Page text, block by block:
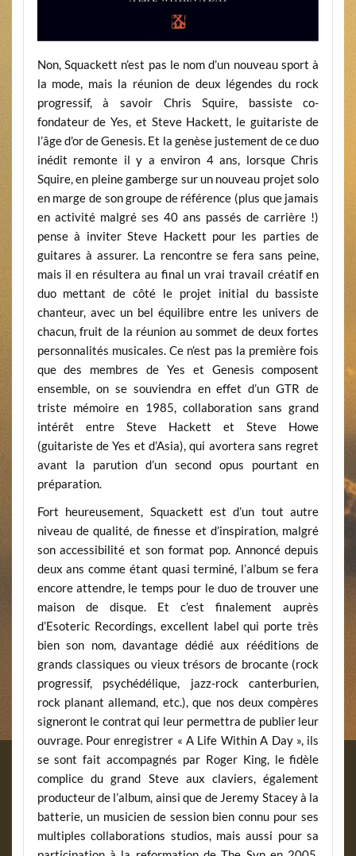
Non, Squackett n’est pas le nom d’un nouveau sport à
la mode, mais la réunion de deux légendes du rock
progressif, à savoir Chris Squire, bassiste co-
fondateur de Yes, et Steve Hackett, le guitariste de
l’âge d’or de Genesis. Et la genèse justement de ce duo
inédit remonte il y a environ 4 ans, lorsque Chris
Squire, en pleine gamberge sur un nouveau projet solo
en marge de son groupe de référence (plus que jamais
en activité malgré ses 40 ans passés de carrière !)
pense à inviter Steve Hackett pour les parties de
guitares à assurer. La rencontre se fera sans peine,
mais il en résultera au final un vrai travail créatif en
duo mettant de côté le projet initial du bassiste
chanteur, avec un bel équilibre entre les univers de
chacun, fruit de la réunion au sommet de deux fortes
personnalités musicales. Ce n’est pas la première fois
que des membres de Yes et Genesis composent
ensemble, on se souviendra en effet d’un GTR de
triste mémoire en 1985, collaboration sans grand
intérêt entre Steve Hackett et Steve Howe
(guitariste de Yes et d’Asia), qui avortera sans regret
avant la parution d’un second opus pourtant en
préparation.
Fort heureusement, Squackett est d’un tout autre
niveau de qualité, de finesse et d’inspiration, malgré
son accessibilité et son format pop. Annoncé depuis
deux ans comme étant quasi terminé, l’album se fera
encore attendre, le temps pour le duo de trouver une
maison de disque. Et c’est finalement auprès
d’Esoteric Recordings, excellent label qui porte très
bien son nom, davantage dédié aux rééditions de
grands classiques ou vieux trésors de brocante (rock
progressif, psychédélique, jazz-rock canterburien,
rock planant allemand, etc.), que nos deux compères
signeront le contrat qui leur permettra de publier leur
ouvrage. Pour enregistrer « A Life Within A Day », ils
se sont fait accompagnés par Roger King, le fidèle
complice du grand Steve aux claviers, également
producteur de l’album, ainsi que de Jeremy Stacey à la
batterie, un musicien de session bien connu pour ses
multiples collaborations studios, mais aussi pour sa